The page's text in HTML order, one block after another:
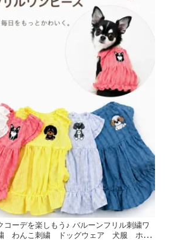
コーデを楽しもう♪ バルーンフリル刺繍ワ
わんこ刺繍 ドッグウェア 犬服 ホワ
ー スカイブルー ブルー WAN LIFE w